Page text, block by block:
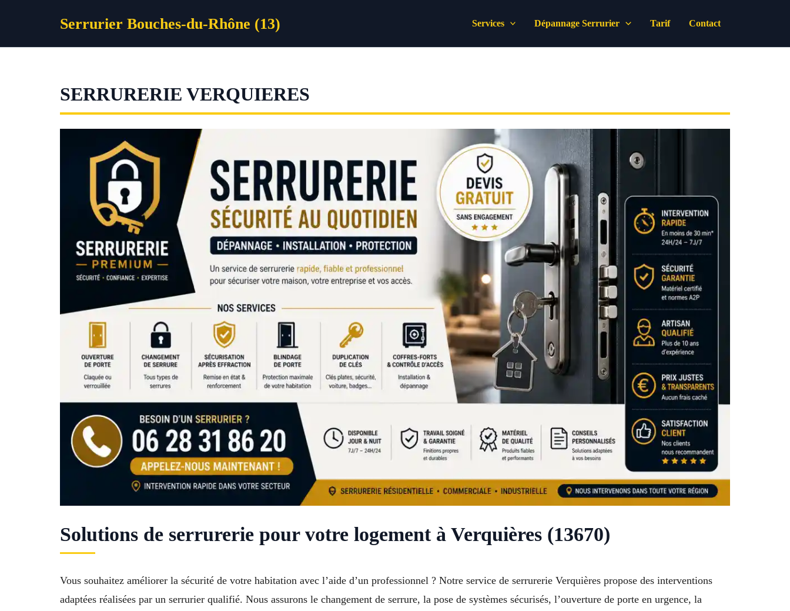
Serrurier Bouches-du-Rhône (13) Services Dépannage Serrurier Tarif Contact
SERRURERIE VERQUIERES
Solutions de serrurerie pour votre logement à Verquières (13670)
Vous souhaitez améliorer la sécurité de votre habitation avec l’aide d’un professionnel ? Notre service de serrurerie Verquières propose des interventions
adaptées réalisées par un serrurier qualifié. Nous assurons le changement de serrure, la pose de systèmes sécurisés, l’ouverture de porte en urgence, la